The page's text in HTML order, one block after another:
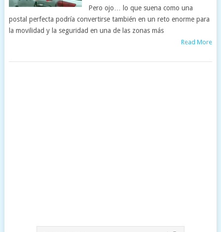
Pero ojo… lo que suena como una
postal perfecta podría convertirse también en un reto enorme para
la movilidad y la seguridad en una de las zonas más
Read More